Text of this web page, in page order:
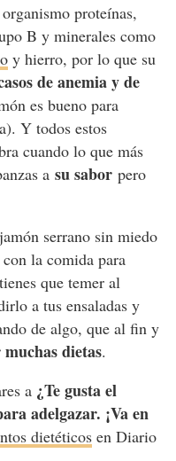
proteínas,
B y minerales como
y hierro, por lo que su
de anemiay de
es bueno para
Y todos estos
cuando lo que más
asu saborpero
serrano sin miedo
la comida para
que temer al
a tus ensaladas y
de algo, que al fin y
dietas.
a ¿Te gusta el
adelgazar. ¡Va en
dietéticosen Diario